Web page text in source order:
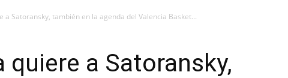
a Satoransky, también en la agenda del Valencia Basket...
quiere a Satoransky,